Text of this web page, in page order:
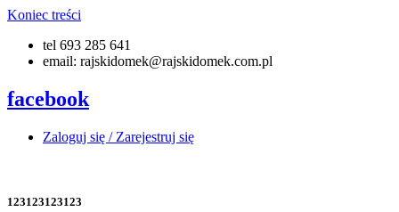
Koniec treści
tel 693 285 641
email: rajskidomek@rajskidomek.com.pl
facebook
Zaloguj się / Zarejestruj się
123123123123